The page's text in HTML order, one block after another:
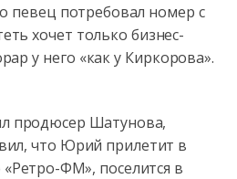
певец потребовал номер с
хочет только бизнес-
у него «как у Киркорова».
продюсер Шатунова,
что Юрий прилетит в
ФМ», поселится в